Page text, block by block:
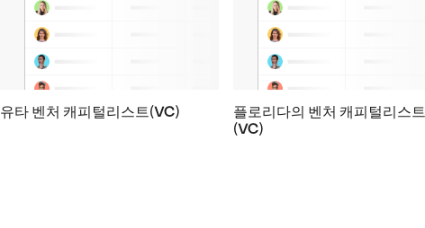
유타 벤처 캐피털리스트(VC)
플로리다의 벤처 캐피털리스트
(VC)